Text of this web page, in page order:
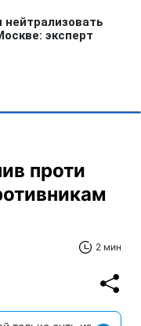
проти
2 мин